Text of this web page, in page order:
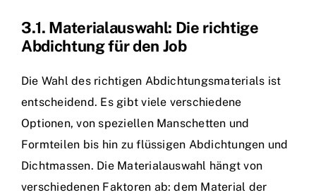
3.1. Materialauswahl: Die richtige
Abdichtung für den Job
Die Wahl des richtigen Abdichtungsmaterials ist
entscheidend. Es gibt viele verschiedene
Optionen, von speziellen Manschetten und
Formteilen bis hin zu flüssigen Abdichtungen und
Dichtmassen. Die Materialauswahl hängt von
verschiedenen Faktoren ab: dem Material der